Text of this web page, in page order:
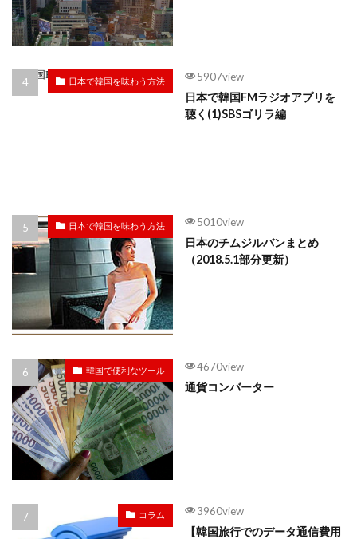
日本で韓国を味わう方法 5907view
日本で韓国FMラジオアプリを
聴く(1)SBSゴリラ編
日本で韓国を味わう方法 5010view
日本のチムジルバンまとめ
（2018.5.1部分更新）
韓国で便利なツール 4670view
通貨コンバーター
コラム 3960view
【韓国旅行でのデータ通信費用